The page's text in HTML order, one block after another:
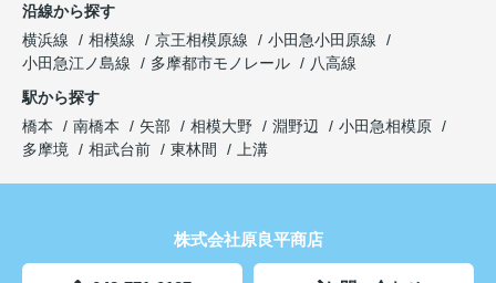
沿線から探す
横浜線
相模線 京王相模原線
小田急小田原線
小田急江ノ島線
多摩都市モノレール
八高線
駅から探す
橋本
南橋本 矢部 相模大野 淵野辺
小田急相模原
多摩境
相武台前 東林間 上溝
株式会社原良平商店